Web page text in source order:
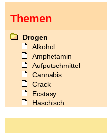
Themen
Drogen
Alkohol
Amphetamin
Aufputschmittel
Cannabis
Crack
Ecstasy
Haschisch